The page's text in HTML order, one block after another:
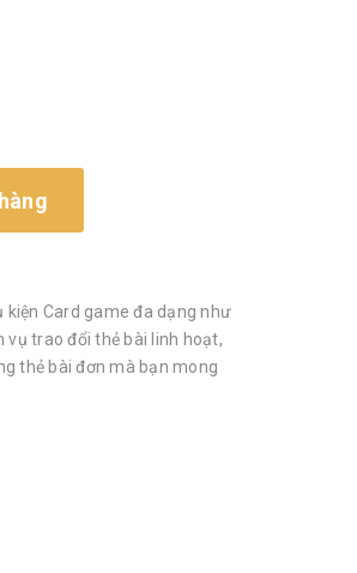
kiện Card game đa dạng như
vụ trao đổi thẻ bài linh hoạt,
thẻ bài đơn mà bạn mong